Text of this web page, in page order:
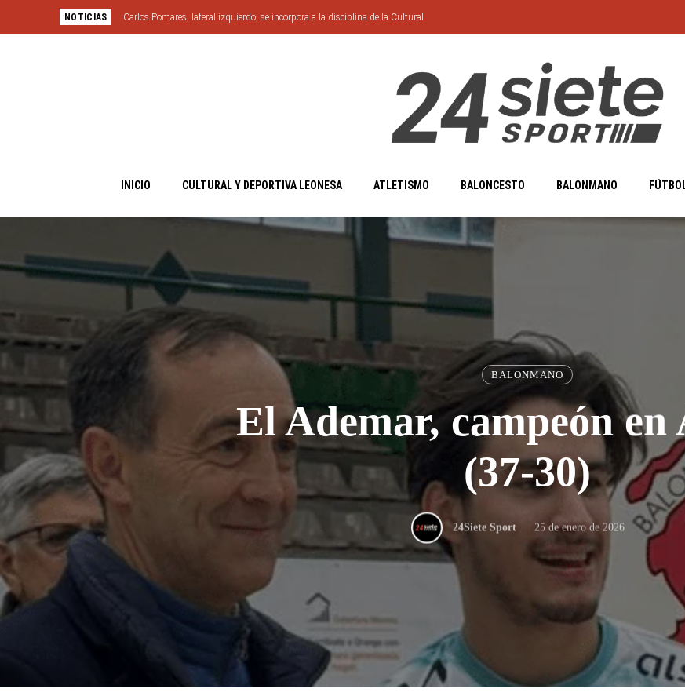
NOTICIAS Carlos Pomares, lateral izquierdo, se incorpora a la disciplina de la Cultural
INICIO CULTURAL Y DEPORTIVA LEONESA ATLETISMO BALONCESTO BALONMANO
BALONMANO
El Ademar, campeón en
(37-30)
24Siete Sport 25 de enero de 2026